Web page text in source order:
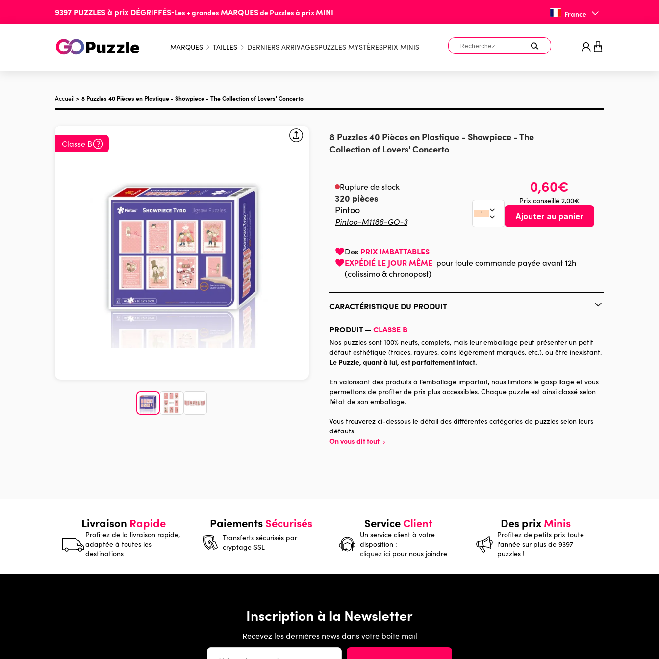
9397 PUZZLESà prix DÉGRIFFÉS-Les + grandes MARQUESde Puzzles à prix MINI France
MARQUES TAILLES DERNIERS ARRIVAGESPUZZLES MYSTÈRESPRIX MINIS
Accueil > 8 Puzzles 40 Pièces en Plastique - Showpiece - The Collection of Lovers' Concerto
Classe B
8 Puzzles 40 Pièces en Plastique - Showpiece - The
Collection of Lovers' Concerto
Rupture de stock
320 pièces
Pintoo
Pintoo-M1186-GO-3
0,60€
Prix conseillé 2,00€
Ajouter au panier
Des PRIX IMBATTABLES
EXPÉDIÉ LE JOUR MÊME pour toute commande payée avant 12h
(colissimo & chronopost)
CARACTÉRISTIQUE DU PRODUIT
Marque
Pintoo
Catégorie
Age
à partir de 9 ans (251 à 399 pièces)
Provenance
Nombre de pièces
320 pièces
Dimensions
PRODUIT —CLASSE B
Nos puzzles sont 100% neufs, complets, mais leur emballage peut présenter un petit
défaut esthétique (traces, rayures, coins légèrement marqués, etc.), ou être inexistant.
Le Puzzle, quant à lui, est parfaitement intact.
En valorisant des produits à l’emballage imparfait, nous limitons le gaspillage et vous
permettons de profiter de prix plus accessibles. Chaque puzzle est ainsi classé selon
l’état de son emballage.
Vous trouverez ci-dessous le détail des différentes catégories de puzzles selon leurs
défauts.
On vous dit tout ›
Livraison Rapide
Profitez de la livraison rapide,
adaptée à toutes les
destinations
PaiementsSécurisés
Transferts sécurisés par
cryptage SSL
ServiceClient
Un service client à votre
disposition :
cliquez ici pour nous joindre
Des prixMinis
Profitez de petits prix toute
l'année sur plus de 9397
puzzles !
Inscription à la Newsletter
Recevez les dernières news dans votre boîte mail